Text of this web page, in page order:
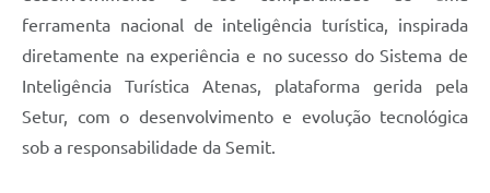
ferramenta nacional de inteligência turística, inspirada
diretamente na experiência e no sucesso do Sistema de
Inteligência Turística Atenas, plataforma gerida pela
Setur, com o desenvolvimento e evolução tecnológica
sob a responsabilidade da Semit.